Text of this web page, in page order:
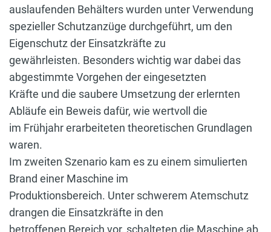
auslaufenden Behälters wurden unter Verwendung
spezieller Schutzanzüge durchgeführt, um den
Eigenschutz der Einsatzkräfte zu
gewährleisten. Besonders wichtig war dabei das
abgestimmte Vorgehen der eingesetzten
Kräfte und die saubere Umsetzung der erlernten
Abläufe ein Beweis dafür, wie wertvoll die
im Frühjahr erarbeiteten theoretischen Grundlagen
waren.
Im zweiten Szenario kam es zu einem simulierten
Brand einer Maschine im
Produktionsbereich. Unter schwerem Atemschutz
drangen die Einsatzkräfte in den
betroffenen Bereich vor, schalteten die Maschine ab